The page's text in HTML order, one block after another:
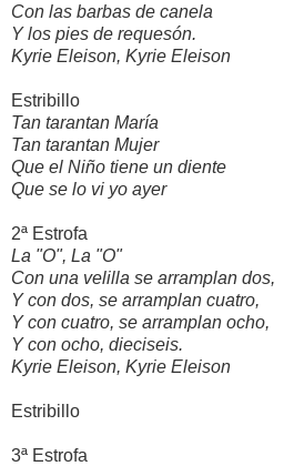
Con las barbas de canela
Y los pies de requesón.
Kyrie Eleison, Kyrie Eleison
Estribillo
Tan tarantan María
Tan tarantan Mujer
Que el Niño tiene un diente
Que se lo vi yo ayer
2ª Estrofa
La "O", La "O"
Con una velilla se arramplan dos,
Y con dos, se arramplan cuatro,
Y con cuatro, se arramplan ocho,
Y con ocho, dieciseis.
Kyrie Eleison, Kyrie Eleison
Estribillo
3ª Estrofa